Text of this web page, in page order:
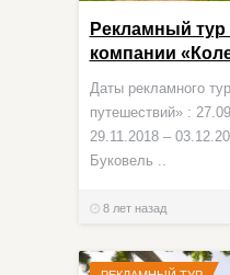
Рекламный тур
компании
Даты рекламного
путешествий» :
29.11.2018 –
Буковель ..
8 лет назад